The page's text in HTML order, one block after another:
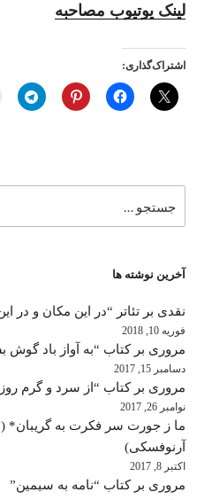
لینک یوتیوب مصاحبه
اشتراک‌گذاری:
برای
آخرین نوشته ها
نقدی بر تئاتر “در این مکان و در
فوریه 10, 2018
مروری بر کتاب “به آواز باد گوش
دسامبر 15, 2017
مروری بر کتاب “از سرد و گرم
نوامبر 26, 2017
ما ز جورت سر فکرت به گریبان*
آرنوفسکی)
اکتبر 8, 2017
مروری بر کتاب “نامه به سیمین”